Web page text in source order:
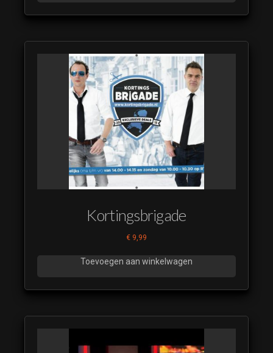
Kortingsbrigade
€ 9,99
Toevoegen aan winkelwagen